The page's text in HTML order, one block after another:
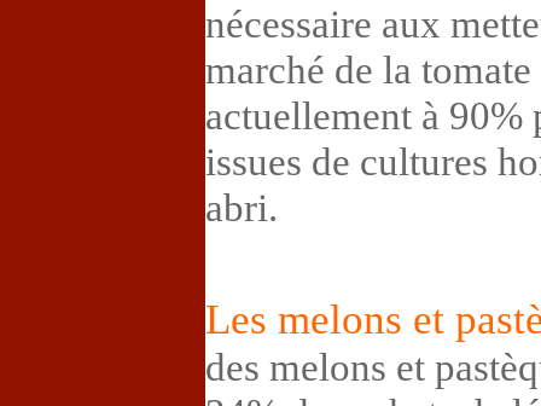
nécessaire aux
marché de la
actuellement à 90%
issues de cultures
abri.
Les melons et
des melons et